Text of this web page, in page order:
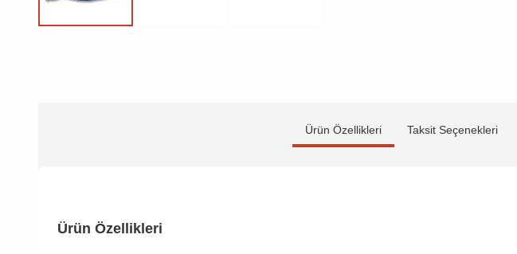
Ürün Özellikleri Taksit Seçenekleri
Ürün Özellikleri